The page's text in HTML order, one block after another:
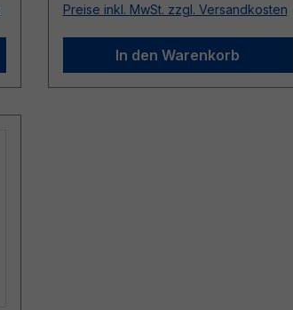
Preise inkl. MwSt. zzgl. Versandkosten
In den Warenkorb